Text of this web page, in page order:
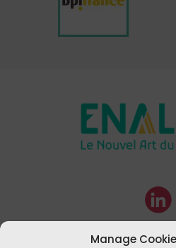
Manage